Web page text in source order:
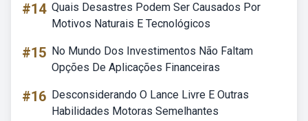
#14 Quais Desastres Podem Ser Causados Por
Motivos Naturais E Tecnológicos
#15 No Mundo Dos Investimentos Não Faltam
Opções De Aplicações Financeiras
#16 Desconsiderando O Lance Livre E Outras
Habilidades Motoras Semelhantes